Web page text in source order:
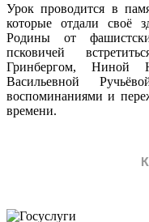
Урок проводится в
которые отдали своё
Родины от
псковичей
Гринбергом, Ниной
Васильевной
воспоминаниями и
времени.